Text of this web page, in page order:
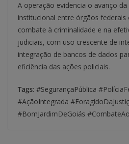
A operação evidencia o avanço
institucional entre órgãos federais
combate à criminalidade e na
judiciais, com uso crescente de
integração de bancos de dados
eficiência das ações policiais.
Tags: #SegurançaPública
#AçãoIntegrada
#BomJardimDeGoiás